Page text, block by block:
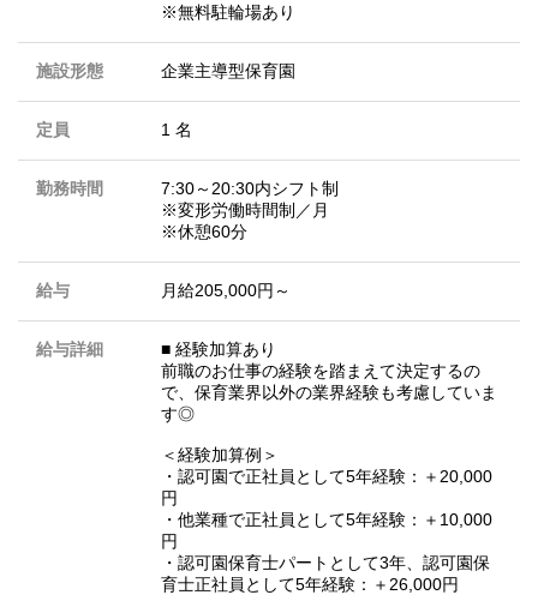
※無料駐輪場あり
施設形態 企業主導型保育園
定員 1 名
勤務時間
7:30～20:30内シフト制
※変形労働時間制／月
※休憩60分
給与 月給205,000円～
給与詳細
■ 経験加算あり
前職のお仕事の経験を踏まえて決定するの
で、保育業界以外の業界経験も考慮していま
す◎
＜経験加算例＞
・認可園で正社員として5年経験：＋20,000
円
・他業種で正社員として5年経験：＋10,000
円
・認可園保育士パートとして3年、認可園保
育士正社員として5年経験：＋26,000円